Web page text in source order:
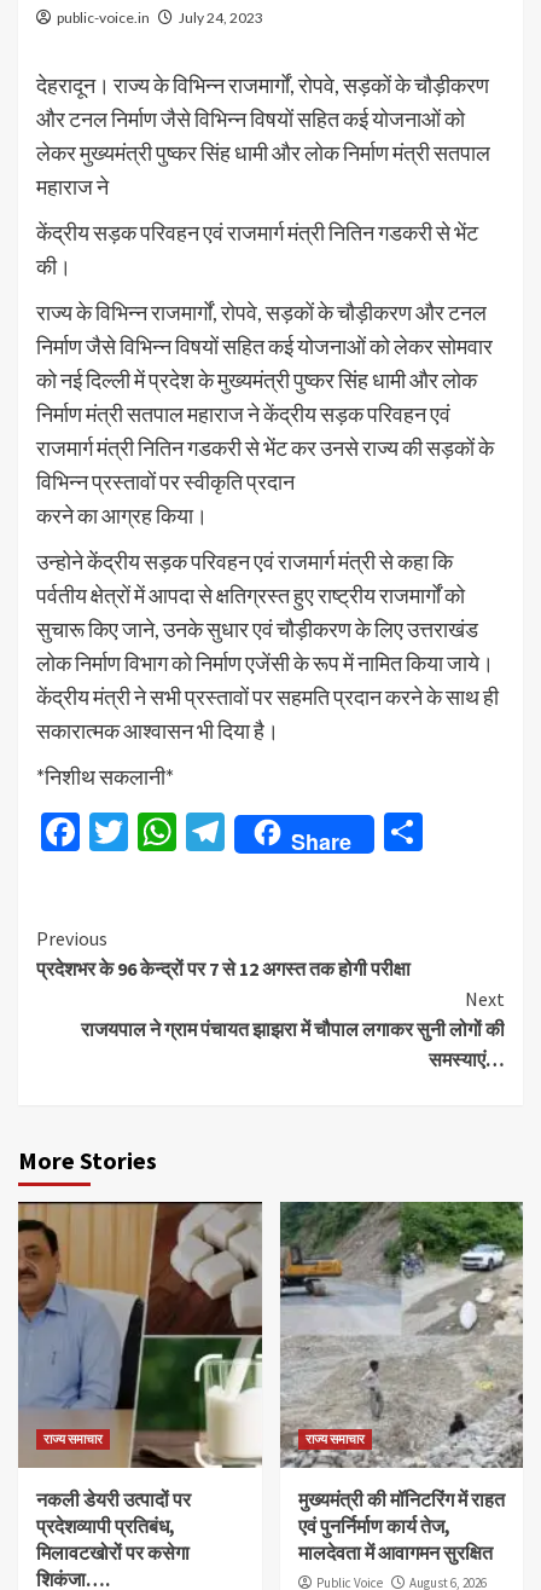
public-voice.in July 24, 2023
देहरादून। राज्य के विभिन्न राजमार्गों, रोपवे, सड़कों के चौड़ीकरण
और टनल निर्माण जैसे विभिन्न विषयों सहित कई योजनाओं को
लेकर मुख्यमंत्री पुष्कर सिंह धामी और लोक निर्माण मंत्री सतपाल
महाराज ने
केंद्रीय सड़क परिवहन एवं राजमार्ग मंत्री नितिन गडकरी से भेंट
की।
राज्य के विभिन्न राजमार्गों, रोपवे, सड़कों के चौड़ीकरण और टनल
निर्माण जैसे विभिन्न विषयों सहित कई योजनाओं को लेकर सोमवार
को नई दिल्ली में प्रदेश के मुख्यमंत्री पुष्कर सिंह धामी और लोक
निर्माण मंत्री सतपाल महाराज ने केंद्रीय सड़क परिवहन एवं
राजमार्ग मंत्री नितिन गडकरी से भेंट कर उनसे राज्य की सड़कों के
विभिन्न प्रस्तावों पर स्वीकृति प्रदान
करने का आग्रह किया।
उन्होने केंद्रीय सड़क परिवहन एवं राजमार्ग मंत्री से कहा कि
पर्वतीय क्षेत्रों में आपदा से क्षतिग्रस्त हुए राष्ट्रीय राजमार्गों को
सुचारू किए जाने, उनके सुधार एवं चौड़ीकरण के लिए उत्तराखंड
लोक निर्माण विभाग को निर्माण एजेंसी के रूप में नामित किया जाये।
केंद्रीय मंत्री ने सभी प्रस्तावों पर सहमति प्रदान करने के साथ ही
सकारात्मक आश्वासन भी दिया है।
*निशीथ सकलानी*
Facebook
TwitterWhatsApp
Telegram
Share
Continue
Reading
Previous
प्रदेशभर के 96 केन्द्रों पर 7 से 12 अगस्त तक होगी परीक्षा
Next
राजयपाल ने ग्राम पंचायत झाझरा में चौपाल लगाकर सुनी लोगों की
समस्याएं…
More Stories
राज्य समाचार
नकली डेयरी उत्पादों पर
प्रदेशव्यापी प्रतिबंध,
मिलावटखोरों पर कसेगा
शिकंजा….
राज्य समाचार
मुख्यमंत्री की मॉनिटरिंग में राहत
एवं पुनर्निर्माण कार्य तेज,
मालदेवता में आवागमन सुरक्षित
Public Voice August 6, 2026